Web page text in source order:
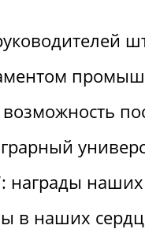
награды наших
в наших